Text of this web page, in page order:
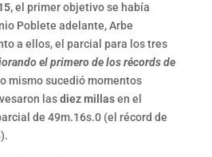
el primer objetivo se había
Poblete adelante, Arbe
a ellos, el parcial para los tres
el primero de los récords de
mismo sucedió momentos
lasdiez millasen el
de 49m.16s.0 (el récord de